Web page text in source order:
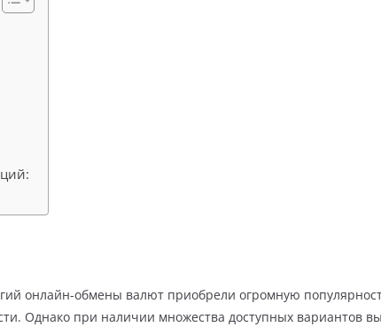
онлайн-обмены валют приобрели огромную
Однако при наличии множества доступных вариантов